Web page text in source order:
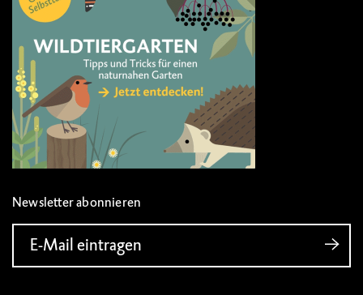
Newsletter abonnieren
E-Mail eintragen